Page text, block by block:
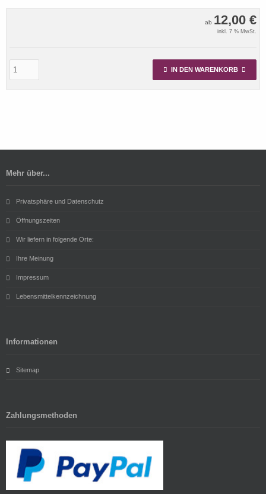
ab 12,00 €
inkl. 7 % MwSt.
IN DEN WARENKORB
Mehr über...
Privatsphäre und Datenschutz
Öffnungszeiten
Wir liefern in folgende Orte:
Ihre Meinung
Impressum
Lebensmittelkennzeichnung
Informationen
Sitemap
Zahlungsmethoden